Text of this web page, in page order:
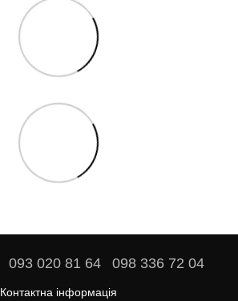
093 020 81 64 098 336 72 04
Контактна інформація